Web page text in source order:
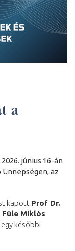
a
június 16-án
az
kapott Prof Dr.
Füle Miklós
későbbi